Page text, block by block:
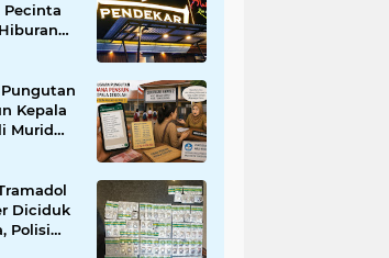
Pecinta
Kepala
Murid
2
Diciduk
Polisi
Pil